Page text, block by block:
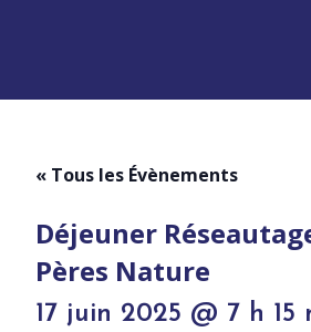
« Tous les Évènements
Déjeuner
Pères Nature
17 juin 2025 @ 7 h 15